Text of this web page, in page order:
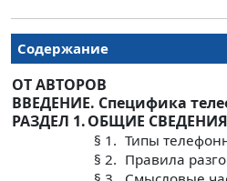
Содержание
ОТ АВТОРОВ
ВВЕДЕНИЕ. Специфика
РАЗДЕЛ 1.ОБЩИЕ СВЕДЕНИЯ
§ 1. Типы
§ 2. Правила